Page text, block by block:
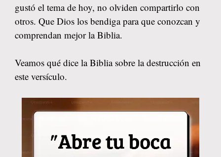
gustó el tema de hoy, no olviden compartirlo con
otros. Que Dios los bendiga para que conozcan y
comprendan mejor la Biblia.
Veamos qué dice la Biblia sobre la destrucción en
este versículo.